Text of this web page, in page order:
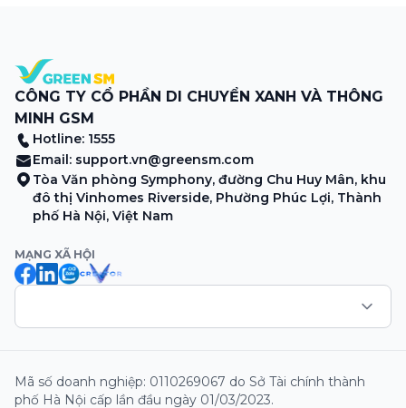
CÔNG TY CỔ PHẦN DI CHUYỂN XANH VÀ THÔNG
MINH GSM
Hotline: 1555
Email: support.vn@greensm.com
Tòa Văn phòng Symphony, đường Chu Huy Mân, khu
đô thị Vinhomes Riverside, Phường Phúc Lợi, Thành
phố Hà Nội, Việt Nam
MẠNG XÃ HỘI
Mã số doanh nghiệp: 0110269067 do Sở Tài chính thành
phố Hà Nội cấp lần đầu ngày 01/03/2023.